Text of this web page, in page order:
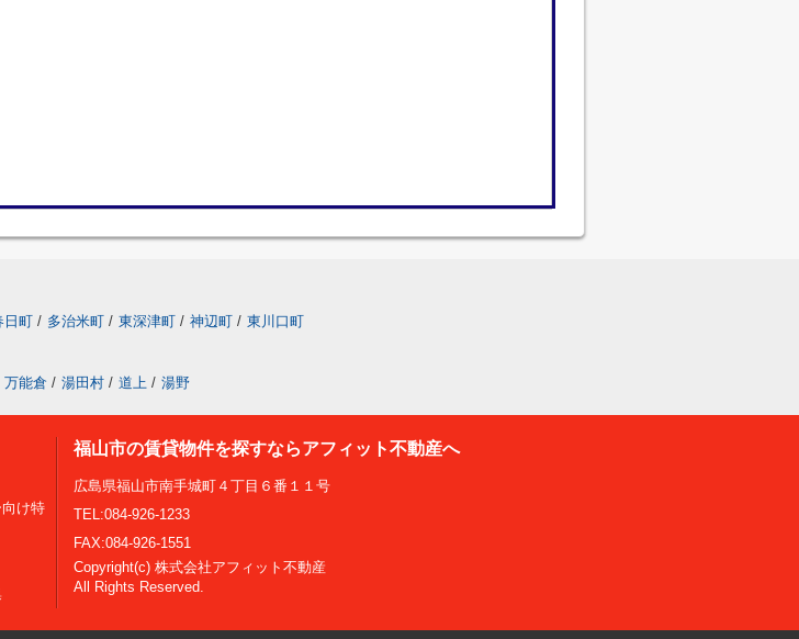
日町 / 多治米町 / 東深津町 / 神辺町 / 東川口町
万能倉 / 湯田村 / 道上 / 湯野
け特
福山市の賃貸物件を探すならアフィット不動産へ
広島県福山市南手城町４丁目６番１１号
TEL:084-926-1233
FAX:084-926-1551
Copyright(c) 株式会社アフィット不動産
All Rights Reserved.